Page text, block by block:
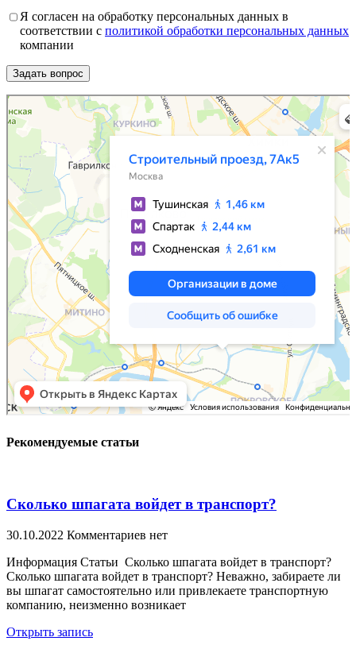
Я согласен на обработку персональных данных в
соответствии сполитикой обработки персональных данных
компании
Москва
Яндекс Карты — транспорт, навигация, поиск мест
Рекомендуемые статьи
Сколько шпагата войдет в транспорт?
30.10.2022 Комментариев нет
Информация Статьи Сколько шпагата войдет в транспорт?
Сколько шпагата войдет в транспорт? Неважно, забираете ли
вы шпагат самостоятельно или привлекаете транспортную
компанию, неизменно возникает
Открыть запись